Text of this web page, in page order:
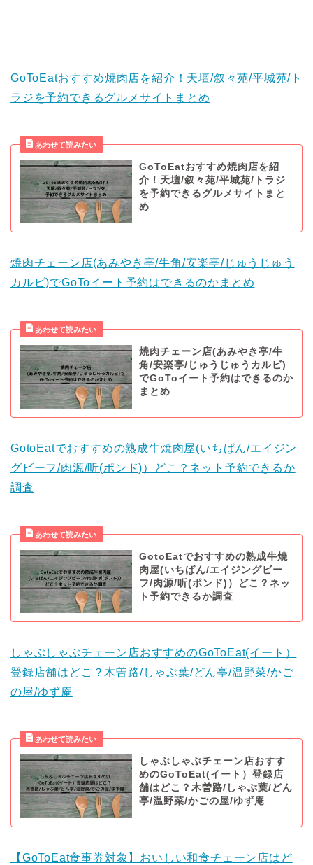
GoToEatおすすめ焼肉店を紹介！天壇/叙々苑/平城苑/ト
ラジを予約できるグルメサイトまとめ
GoToEatおすすめ焼肉店を紹
介！天壇/叙々苑/平城苑/トラジ
を予約できるグルメサイトまと
め
焼肉チェーン店(あみやき亭/牛角/安楽亭/じゅうじゅう
カルビ)でGoToイート予約はできるのかまとめ
焼肉チェーン店(あみやき亭/牛
角/安楽亭/じゅうじゅうカルビ)
でGoToイート予約はできるのか
まとめ
GotoEatでおすすめの熟成牛焼肉屋(いちばん/エイジン
グビーフ/肉源/听(ポンド)）どこ？ネット予約できるか
調査
GotoEatでおすすめの熟成牛焼
肉屋(いちばん/エイジングビー
フ/肉源/听(ポンド)）どこ？ネッ
ト予約できるか調査
しゃぶしゃぶチェーン店おすすめのGoToEat(イート）
登録店舗はどこ？木曽路/しゃぶ葉/どん亭/温野菜/かご
の屋/ゆず庵
しゃぶしゃぶチェーン店おすす
めのGoToEat(イート）登録店
舗はどこ？木曽路/しゃぶ葉/どん
亭/温野菜/かごの屋/ゆず庵
【GoToEat食事券対象】おいしい和食チェーン店はど